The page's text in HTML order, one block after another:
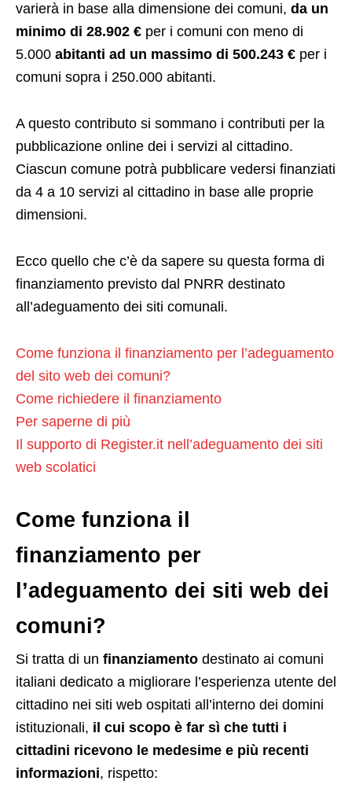
varierà in base alla dimensione dei comuni, da un
minimo di 28.902 € per i comuni con meno di
5.000 abitanti ad un massimo di 500.243 € per i
comuni sopra i 250.000 abitanti.
A questo contributo si sommano i contributi per la
pubblicazione online dei i servizi al cittadino.
Ciascun comune potrà pubblicare vedersi finanziati
da 4 a 10 servizi al cittadino in base alle proprie
dimensioni.
Ecco quello che c’è da sapere su questa forma di
finanziamento previsto dal PNRR destinato
all’adeguamento dei siti comunali.
Come funziona il finanziamento per l’adeguamento
del sito web dei comuni?
Come richiedere il finanziamento
Per saperne di più
Il supporto di Register.it nell’adeguamento dei siti
web scolatici
Come funziona il
finanziamento per
l’adeguamento dei siti web dei
comuni?
Si tratta di un finanziamento destinato ai comuni
italiani dedicato a migliorare l’esperienza utente del
cittadino nei siti web ospitati all’interno dei domini
istituzionali, il cui scopo è far sì che tutti i
cittadini ricevono le medesime e più recenti
informazioni, rispetto: